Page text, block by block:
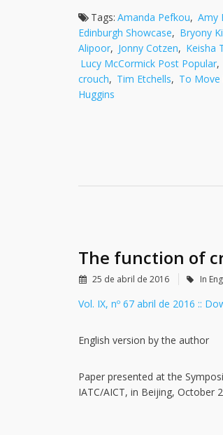
Tags: Amanda Pefkou, Amy
Edinburgh Showcase, Bryony
Alipoor, Jonny Cotzen, Keisha
Lucy McCormick Post Popular,
crouch, Tim Etchells, To Move
Huggins
The function of
25 de abril de 2016 In
Vol. IX, nº 67 abril de 2016 ::
English version by the author
Paper presented at the
IATC/AICT, in Beijing, October